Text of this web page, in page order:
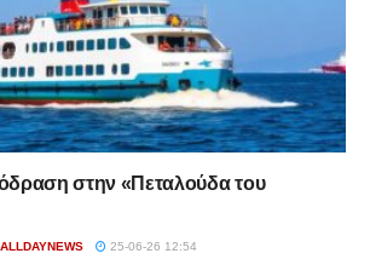
στην «Πεταλούδα του
25-06-26 12:54